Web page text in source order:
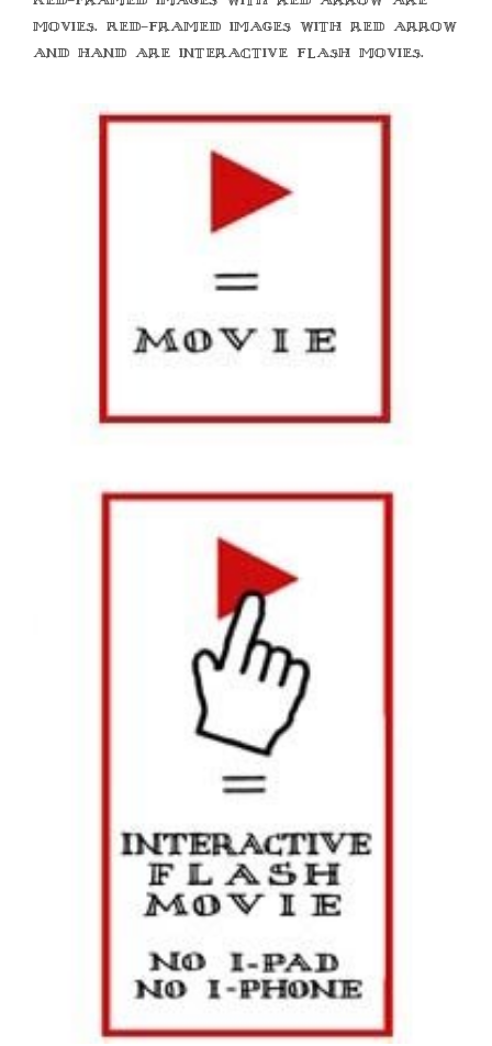
movies. Red-framed images with red arrow
and hand are interactive flash movies.